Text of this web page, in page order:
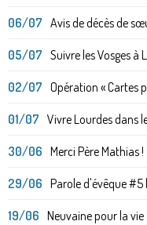
06/07 Avis de décès de
05/07 Suivre les Vosges à
02/07 Opération « Cartes
01/07 Vivre Lourdes dans
30/06 Merci Père Mathias !
29/06 Parole d'évêque #5
19/06 Neuvaine pour la vie